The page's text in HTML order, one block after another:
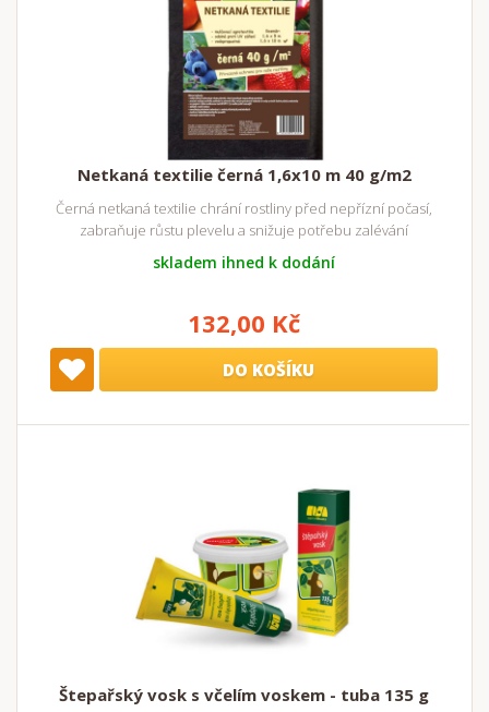
Netkaná textilie černá 1,6x10 m 40 g/m2
Černá netkaná textilie chrání rostliny před nepřízní počasí,
zabraňuje růstu plevelu a snižuje potřebu zalévání
skladem ihned k dodání
132,00 Kč
DO KOŠÍKU
Štepařský vosk s včelím voskem - tuba 135 g